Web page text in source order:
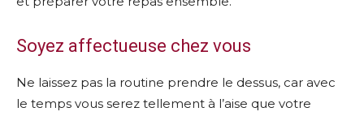
Soyez affectueuse chez vous
Ne laissez pas la routine prendre le dessus, car avec
le temps vous serez tellement à l’aise que votre